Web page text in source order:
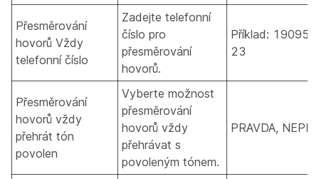
Přesměrování
hovorů Vždy
telefonní číslo
Zadejte telefonní
číslo pro
přesměrování
hovorů.
Příklad:
23
Přesměrování
hovorů vždy
přehrát tón
povolen
Vyberte možnost
přesměrování
hovorů vždy
přehrávat s
povoleným tónem.
PRAVDA,